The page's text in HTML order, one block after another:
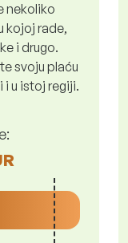
nekoliko
kojoj rade,
i drugo.
svoju plaću
u istoj regiji.